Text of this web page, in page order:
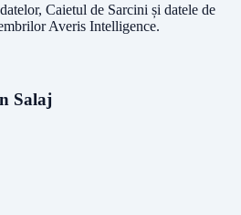
Caietul de Sarcini și datele de
Averis Intelligence.
Salaj